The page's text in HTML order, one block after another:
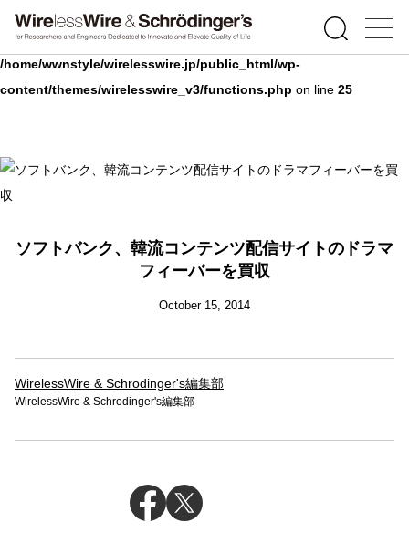
Warning: Undefined array key 0 in
/home/wwnstyle/wirelesswire.jp/public_html/wp-
content/themes/wirelesswire_v3/functions.php on line 25
ソフトバンク、韓流コンテンツ配信サイトのドラマ
フィーバーを買収
October 15, 2014
WirelessWire & Schrodinger's編集部
WirelessWire & Schrodinger's編集部